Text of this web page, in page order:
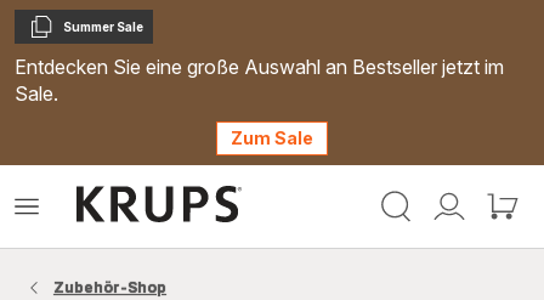
Kopieren
Summer Sale
Entdecken Sie eine große Auswahl an Bestseller jetzt im
Sale.
Zum Sale
Mein
Mein
Das
Zubehör-Shop